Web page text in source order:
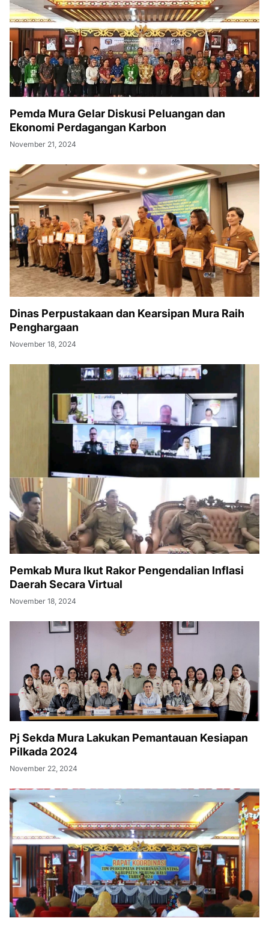
Pemda Mura Gelar Diskusi Peluangan dan
Ekonomi Perdagangan Karbon
November 21, 2024
Dinas Perpustakaan dan Kearsipan Mura Raih
Penghargaan
November 18, 2024
Pemkab Mura Ikut Rakor Pengendalian Inflasi
Daerah Secara Virtual
November 18, 2024
Pj Sekda Mura Lakukan Pemantauan Kesiapan
Pilkada 2024
November 22, 2024